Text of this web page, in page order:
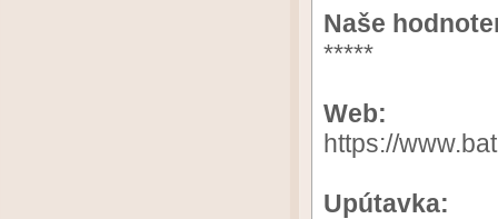
Naše
*****
Web:
https://
Upútavka: